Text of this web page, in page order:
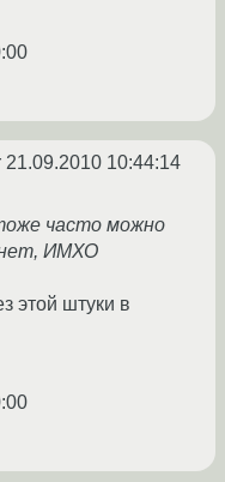
21.09.2010 10:44:14
часто можно
ИМХО
этой штуки в